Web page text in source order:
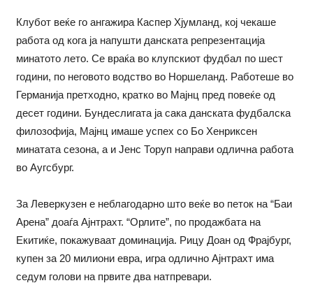
Клубот веќе го ангажира Каспер Хјумланд, кој чекаше
работа од кога ја напушти данската репрезентација
минатото лето. Се враќа во клупскиот фудбал по шест
години, по неговото водство во Норшеланд. Работеше во
Германија претходно, кратко во Мајнц пред повеќе од
десет години. Бундеслигата ја сака данската фудбалска
филозофија, Мајнц имаше успех со Бо Хенриксен
минатата сезона, а и Јенс Торуп направи одлична работа
во Аугсбург.
За Леверкузен е неблагодарно што веќе во петок на “Баи
Арена” доаѓа Ајнтрахт. “Орлите”, по продажбата на
Екитиќе, покажуваат доминација. Рицу Доан од Фрајбург,
купен за 20 милиони евра, игра одлично Ајнтрахт има
седум голови на првите два натпревари.